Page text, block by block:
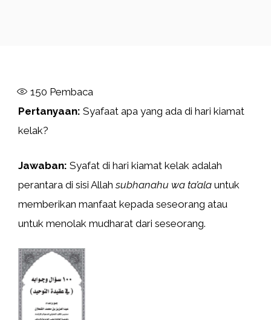
150 Pembaca
Pertanyaan: Syafaat apa yang ada di hari kiamat
kelak?
Jawaban: Syafat di hari kiamat kelak adalah
perantara di sisi Allahsubhanahu wa ta’ala untuk
memberikan manfaat kepada seseorang atau
untuk menolak mudharat dari seseorang.